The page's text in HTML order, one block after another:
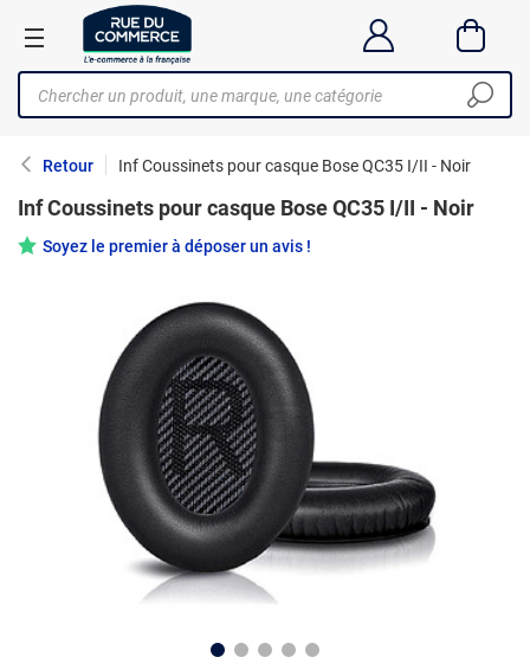
Retour Inf Coussinets pour casque Bose QC35 I/II - Noir
Inf Coussinets pour casque Bose QC35 I/II - Noir
Soyez le premier à déposer un avis !